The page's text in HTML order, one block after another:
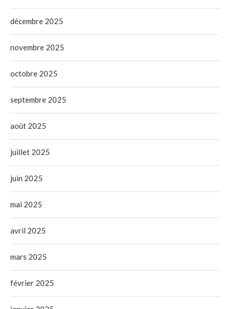
décembre 2025
novembre 2025
octobre 2025
septembre 2025
août 2025
juillet 2025
juin 2025
mai 2025
avril 2025
mars 2025
février 2025